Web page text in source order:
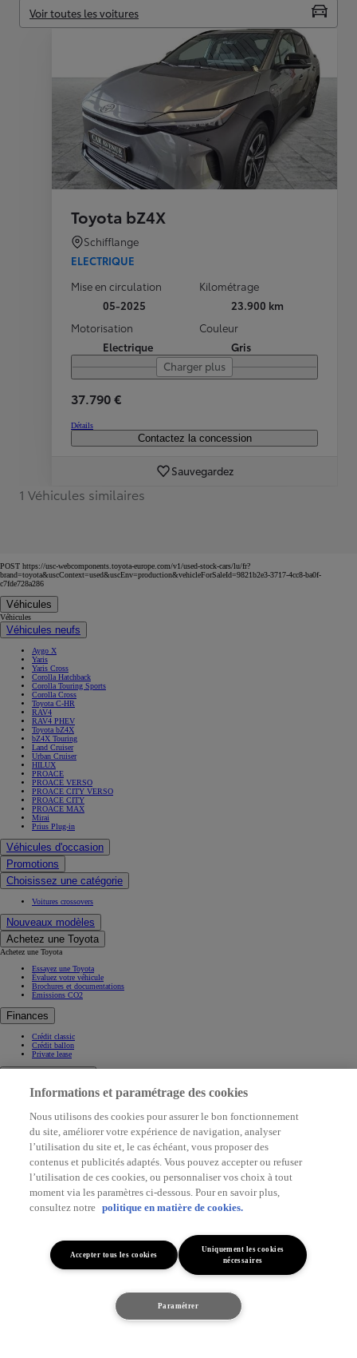
Voir toutes les voitures
Toyota bZ4X
Schifflange
ELECTRIQUE
Mise en circulation
05-2025
Kilométrage
23.900 km
Motorisation
Electrique
Couleur
Gris
Charger plus
37.790 €
Détails
Contactez la concession
Sauvegardez
1 Véhicules similaires
Je suis intéressé
Découvrez le véhicule
POST https://usc-webcomponents.toyota-europe.com/v1/used-stock-cars/lu/fr?
brand=toyota&uscContext=used&uscEnv=production&vehicleForSaleId=9821b2e3-3717-4cc8-ba0f-
c7fde728a286
Véhicules
Véhicules
Véhicules neufs
Aygo X
Yaris
Yaris Cross
Corolla Hatchback
Corolla Touring Sports
Corolla Cross
Toyota C-HR
RAV4
RAV4 PHEV
Toyota bZ4X
bZ4X Touring
Land Cruiser
Urban Cruiser
HILUX
PROACE
PROACE VERSO
PROACE CITY VERSO
PROACE CITY
PROACE MAX
Mirai
Prius Plug-in
Véhicules d'occasion
Promotions
Choisissez une catégorie
Voitures crossovers
Nouveaux modèles
Achetez une Toyota
Achetez une Toyota
Essayez une Toyota
Évaluez votre véhicule
Brochures et documentations
Émissions CO2
Finances
Crédit classic
Crédit ballon
Private lease
Découvrez Toyota
Hybride & Électrique
Découvrez l'hybride
Zéro émission
Start your impossible
Projets de mobilité
Toyota Gazoo Racing
Toyota GR Sport
WEC - Championnat du monde d'endurance FIA
GR H2 Racing Concept
This is Toyota
Informations et paramétrage des cookies
Nous utilisons des cookies pour assurer le bon fonctionnement
du site, améliorer votre expérience de navigation, analyser
l’utilisation du site et, le cas échéant, vous proposer des
contenus et publicités adaptés. Vous pouvez accepter ou refuser
l’utilisation de ces cookies, ou personnaliser vos choix à tout
moment via les paramètres ci-dessous. Pour en savoir plus,
consultez notre politique en matière de cookies.
Accepter tous les cookies
Uniquement les cookies
nécessaires
Paramétrer